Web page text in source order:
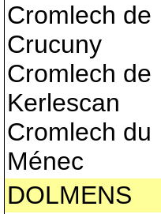
Cromlech de
Crucuny
Cromlech de
Kerlescan
Cromlech du
Ménec
DOLMENS